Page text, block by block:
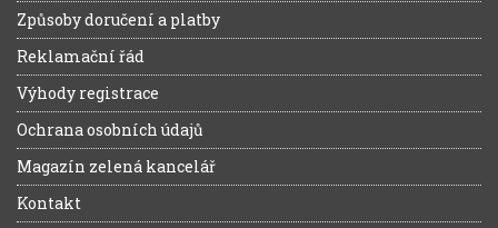
Způsoby doručení a platby
Reklamační řád
Výhody registrace
Ochrana osobních údajů
Magazín zelená kancelář
Kontakt